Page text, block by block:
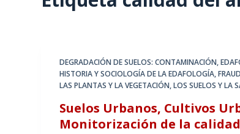
DEGRADACIÓN DE SUELOS: CONTAMINACIÓN,
HISTORIA Y SOCIOLOGÍA DE LA EDAFOLOGÍA,
LAS PLANTAS Y LA VEGETACIÓN,LOS SUELOS Y LA
Suelos Urbanos, Cultivos
Monitorización de la